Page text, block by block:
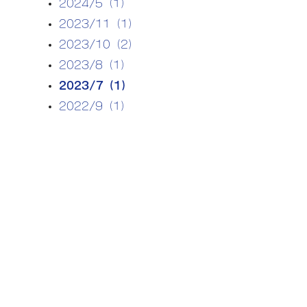
2024/5（1）
2023/11（1）
2023/10（2）
2023/8（1）
2023/7（1）
2022/9（1）